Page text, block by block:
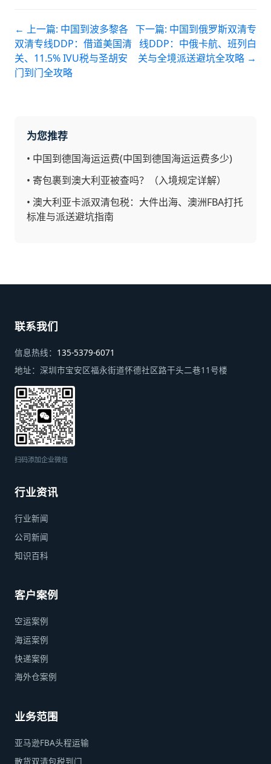
← 上一篇: 中国到波多黎各
双清专线DDP：借道美国清
关、11.5% IVU税与圣胡安
门到门全攻略
下一篇: 中国到俄罗斯双清专
线DDP：中俄卡航、班列白
关与全境派送避坑全攻略 →
为您推荐
• 中国到德国海运运费(中国到德国海运运费多少)
• 寄包裹到澳大利亚被查吗？（入境规定详解）
• 澳大利亚卡派双清包税：大件出海、澳洲FBA打托
标准与派送避坑指南
联系我们
信息热线： 135-5379-6071
地址： 深圳市宝安区福永街道怀德社区路干头二巷11号楼
扫码添加企业微信
行业资讯
行业新闻
公司新闻
知识百科
客户案例
空运案例
海运案例
快递案例
海外仓案例
业务范围
亚马逊FBA头程运输
散货双清包税到门